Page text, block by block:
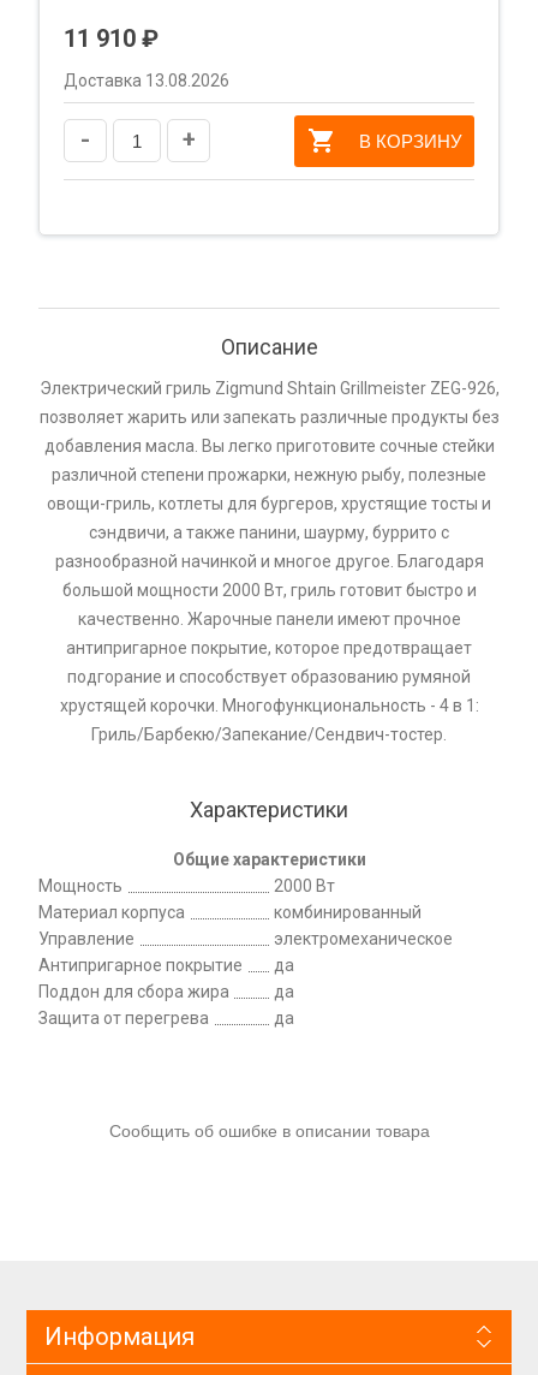
11 910 ₽
Доставка 13.08.2026
- + В КОРЗИНУ
Описание
Электрический гриль Zigmund Shtain Grillmeister ZEG-926,
позволяет жарить или запекать различные продукты без
добавления масла. Вы легко приготовите сочные стейки
различной степени прожарки, нежную рыбу, полезные
овощи-гриль, котлеты для бургеров, хрустящие тосты и
сэндвичи, а также панини, шаурму, буррито с
разнообразной начинкой и многое другое. Благодаря
большой мощности 2000 Вт, гриль готовит быстро и
качественно. Жарочные панели имеют прочное
антипригарное покрытие, которое предотвращает
подгорание и способствует образованию румяной
хрустящей корочки. Многофункциональность - 4 в 1:
Гриль/Барбекю/Запекание/Сендвич-тостер.
Характеристики
Общие характеристики
Мощность
2000 Вт
Материал корпуса
комбинированный
Управление
электромеханическое
Антипригарное покрытие
да
Поддон для сбора жира
да
Защита от перегрева
да
Сообщить об ошибке в описании товара
Информация